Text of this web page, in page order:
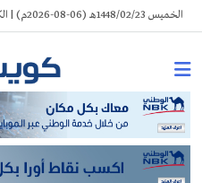
Skip
to
الخميس 1448/02/23هـ (06-08-2026م) | الكويت